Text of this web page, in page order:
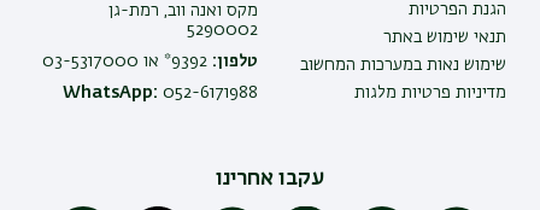
הגנת הפרטיות
תנאי שימוש באתר
שימוש נאות במערכות המחשוב
מדיניות פרטיות מלגות
מקס ואנה ווב, רמת-גן
5290002
טלפון: 9392* או 03-5317000
WhatsApp: 052-6171988
עקבו אחרינו